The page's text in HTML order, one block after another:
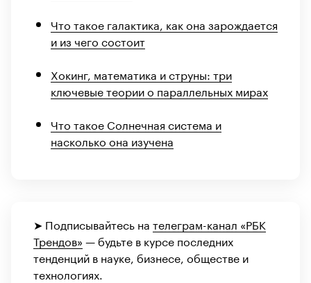
Что такое галактика, как она зарождается
и из чего состоит
Хокинг, математика и струны: три
ключевые теории о параллельных мирах
Что такое Солнечная система и
насколько она изучена
➤ Подписывайтесь на телеграм-канал «РБК
Трендов» — будьте в курсе последних
тенденций в науке, бизнесе, обществе и
технологиях.